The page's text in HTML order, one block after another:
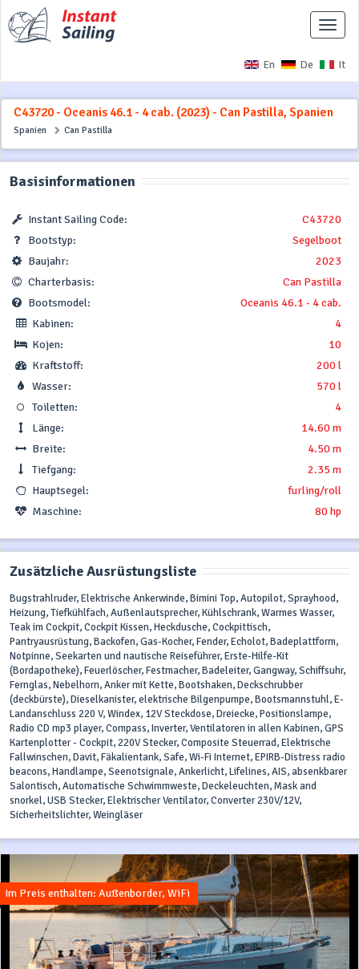
En De It
C43720 - Oceanis 46.1 - 4 cab. (2023) - Can Pastilla, Spanien
Spanien Can Pastilla
Basisinformationen
Instant Sailing Code:
C43720
Bootstyp:
Segelboot
Baujahr:
2023
Charterbasis:
Can Pastilla
Bootsmodel:
Oceanis 46.1 - 4 cab.
Kabinen:
4
Kojen:
10
Kraftstoff:
200 l
Wasser:
570 l
Toiletten:
4
Länge:
14.60 m
Breite:
4.50 m
Tiefgang:
2.35 m
Hauptsegel:
furling/roll
Maschine:
80 hp
Zusätzliche Ausrüstungsliste
Bugstrahlruder, Elektrische Ankerwinde, Bimini Top, Autopilot, Sprayhood,
Heizung, Tiefkühlfach, Außenlautsprecher, Kühlschrank, Warmes Wasser,
Teak im Cockpit, Cockpit Kissen, Heckdusche, Cockpittisch,
Pantryausrüstung, Backofen, Gas-Kocher, Fender, Echolot, Badeplattform,
Notpinne, Seekarten und nautische Reiseführer, Erste-Hilfe-Kit
(Bordapotheke), Feuerlöscher, Festmacher, Badeleiter, Gangway, Schiffsuhr,
Fernglas, Nebelhorn, Anker mit Kette, Bootshaken, Deckschrubber
(deckbürste), Dieselkanister, elektrische Bilgenpumpe, Bootsmannstuhl, E-
Landanschluss 220 V, Windex, 12V Steckdose, Dreiecke, Positionslampe,
Radio CD mp3 player, Compass, Inverter, Ventilatoren in allen Kabinen, GPS
Kartenplotter - Cockpit, 220V Stecker, Composite Steuerrad, Elektrische
Fallwinschen, Davit, Fäkalientank, Safe, Wi-Fi Internet, EPIRB-Distress radio
beacons, Handlampe, Seenotsignale, Ankerlicht, Lifelines, AIS, absenkbarer
Salontisch, Automatische Schwimmweste, Deckeleuchten, Mask and
snorkel, USB Stecker, Elektrischer Ventilator, Converter 230V/12V,
Sicherheitslichter, Weingläser
Im Preis enthalten: Außenborder, WiFi